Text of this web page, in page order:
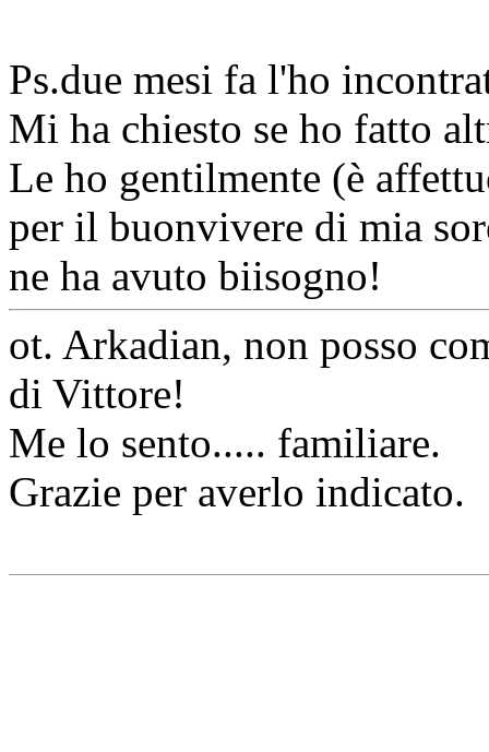
Ps.due mesi fa l'ho
Mi ha chiesto se ho fatto
Le ho gentilmente (è
per il buonvivere di mia
ne ha avuto biisogno!
ot. Arkadian, non posso
di Vittore!
Me lo sento..... familiare.
Grazie per averlo indicato.